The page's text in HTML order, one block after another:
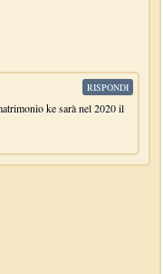
ke sarà nel 2020 il
RISPONDI